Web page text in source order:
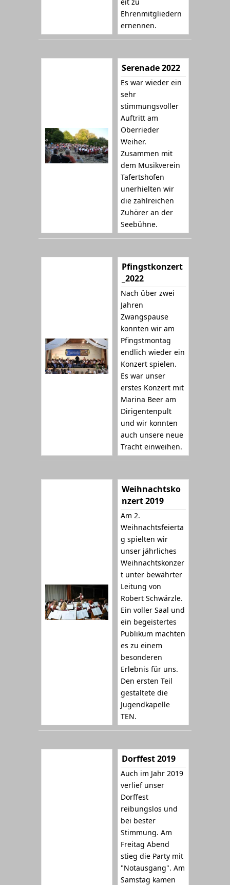
Ehrenmitgliedern
ernennen.
Serenade 2022
Es war wieder ein
sehr
stimmungsvoller
Auftritt am
Oberrieder
Weiher.
Zusammen mit
dem Musikverein
Tafertshofen
unerhielten wir
die zahlreichen
Zuhörer an der
Seebühne.
Pfingstkonzert
_2022
Nach über zwei
Jahren
Zwangspause
konnten wir am
Pfingstmontag
endlich wieder ein
Konzert spielen.
Es war unser
erstes Konzert mit
Marina Beer am
Dirigentenpult
und wir konnten
auch unsere neue
Tracht einweihen.
Weihnachtsko
nzert 2019
Am 2.
Weihnachtsfeierta
g spielten wir
unser jährliches
Weihnachtskonzer
t unter bewährter
Leitung von
Robert Schwärzle.
Ein voller Saal und
ein begeistertes
Publikum machten
es zu einem
besonderen
Erlebnis für uns.
Den ersten Teil
gestaltete die
Jugendkapelle
TEN.
Dorffest 2019
Auch im Jahr 2019
verlief unser
Dorffest
reibungslos und
bei bester
Stimmung. Am
Freitag Abend
stieg die Party mit
"Notausgang". Am
Samstag kamen